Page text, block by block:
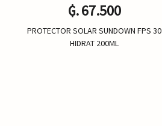
₲. 67.500
PROTECTOR SOLAR SUNDOWN FPS 30
HIDRAT 200ML